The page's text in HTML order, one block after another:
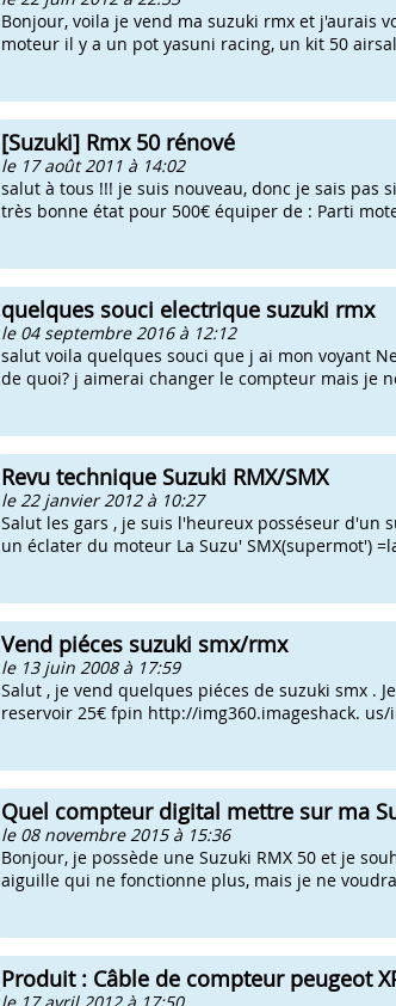
Bonjour, voila je vend ma suzuki rmx et j'aurais
moteur il y a un pot yasuni racing, un kit 50
[Suzuki] Rmx 50 rénové
le 17 août 2011 à 14:02
salut à tous !!! je suis nouveau, donc je sais pas
très bonne état pour 500€ équiper de : Parti
quelques souci electrique suzuki rmx
le 04 septembre 2016 à 12:12
salut voila quelques souci que j ai mon voyant
de quoi? j aimerai changer le compteur mais je
Revu technique Suzuki RMX/SMX
le 22 janvier 2012 à 10:27
Salut les gars , je suis l'heureux posséseur d'un
un éclater du moteur La Suzu' SMX(supermot')
Vend piéces suzuki smx/rmx
le 13 juin 2008 à 17:59
Salut , je vend quelques piéces de suzuki smx .
reservoir 25€ fpin http://img360.imageshack.
Quel compteur digital mettre sur ma
le 08 novembre 2015 à 15:36
Bonjour, je possède une Suzuki RMX 50 et je
aiguille qui ne fonctionne plus, mais je ne
Produit : Câble de compteur peugeot